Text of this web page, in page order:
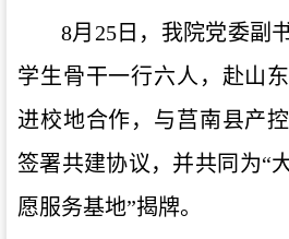
8月25日，我院党委副
学生骨干一行六人，赴山
进校地合作，与莒南县产
签署共建协议，并共同为“
愿服务基地”揭牌。